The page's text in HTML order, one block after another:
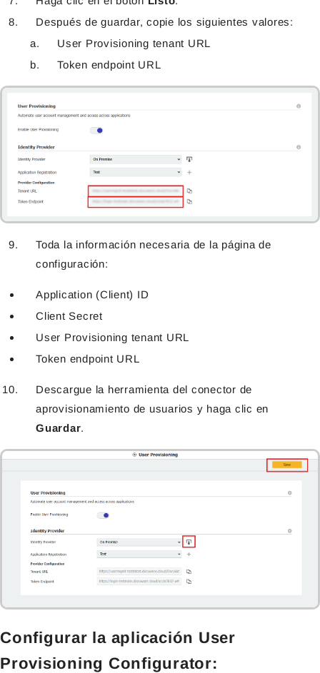
Después de guardar, copie los siguientes valores:
User Provisioning tenant URL
Token endpoint URL
Toda la información necesaria de la página de
configuración:
Application (Client) ID
Client Secret
User Provisioning tenant URL
Token endpoint URL
Descargue la herramienta del conector de
aprovisionamiento de usuarios y haga clic en
Guardar.
Configurar la aplicación User
Provisioning Configurator: